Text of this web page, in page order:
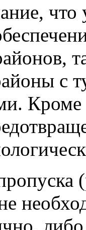
что
с
либо